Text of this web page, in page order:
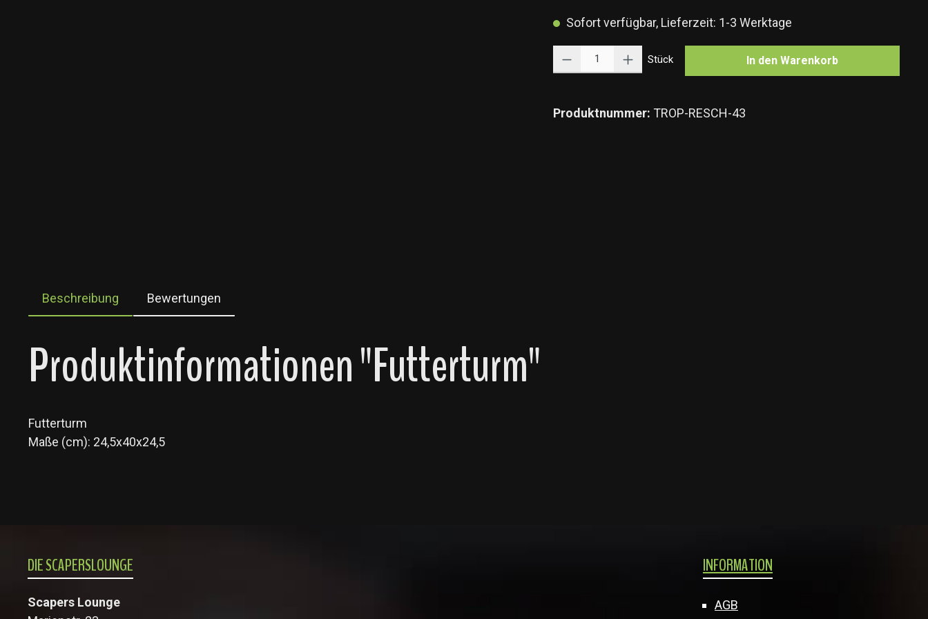
Sofort verfügbar, Lieferzeit: 1-3 Werktage
Stück In den Warenkorb
Produktnummer: TROP-RESCH-43
Beschreibung Bewertungen
Produktinformationen "Futterturm"
Futterturm
Maße (cm): 24,5x40x24,5
DIE SCAPERSLOUNGE
Scapers Lounge
INFORMATION
AGB